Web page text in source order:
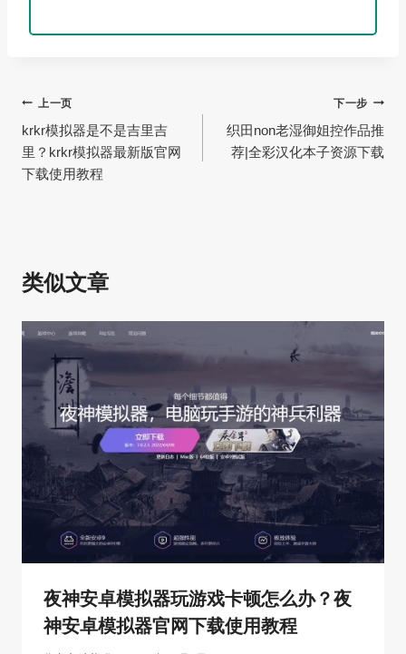
文
章
导
上一页
krkr模拟器是不是吉里吉
里？krkr模拟器最新版官网
下载使用教程
下一步
织田non老湿御姐控作品推
荐|全彩汉化本子资源下载
类似文章
夜神安卓模拟器玩游戏卡顿怎么办？夜
神安卓模拟器官网下载使用教程